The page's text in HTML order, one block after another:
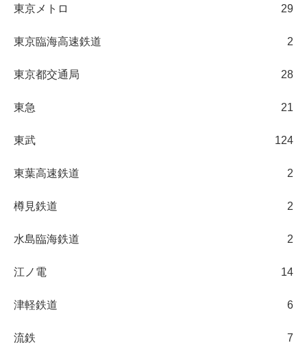
東京メトロ 29
東京臨海高速鉄道 2
東京都交通局 28
東急 21
東武 124
東葉高速鉄道 2
樽見鉄道 2
水島臨海鉄道 2
江ノ電 14
津軽鉄道 6
流鉄 7